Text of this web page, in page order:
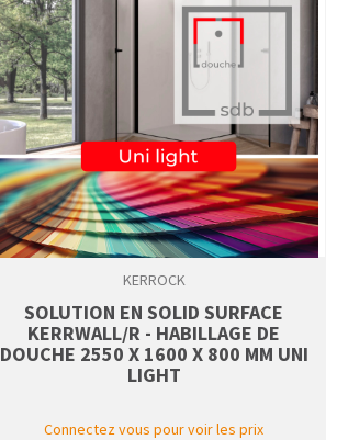
KERROCK
SOLUTION EN SOLID SURFACE
KERRWALL/R - HABILLAGE DE
DOUCHE 2550 X 1600 X 800 MM UNI
LIGHT
Connectez vous pour voir les prix